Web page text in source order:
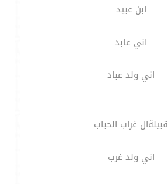
ابن عبيد
اني عابد
اني ولد عباد
قبيلةال غراب الحباب
اني ولد غرب